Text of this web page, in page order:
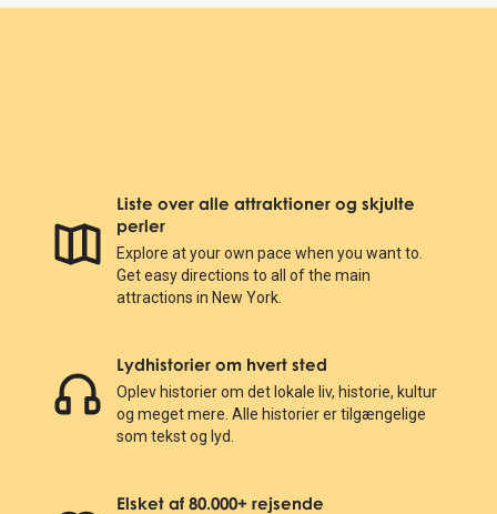
Liste over alle attraktioner og skjulte
perler
Explore at your own pace when you want to.
Get easy directions to all of the main
attractions in New York.
Lydhistorier om hvert sted
Oplev historier om det lokale liv, historie, kultur
og meget mere. Alle historier er tilgængelige
som tekst og lyd.
Elsket af 80.000+ rejsende